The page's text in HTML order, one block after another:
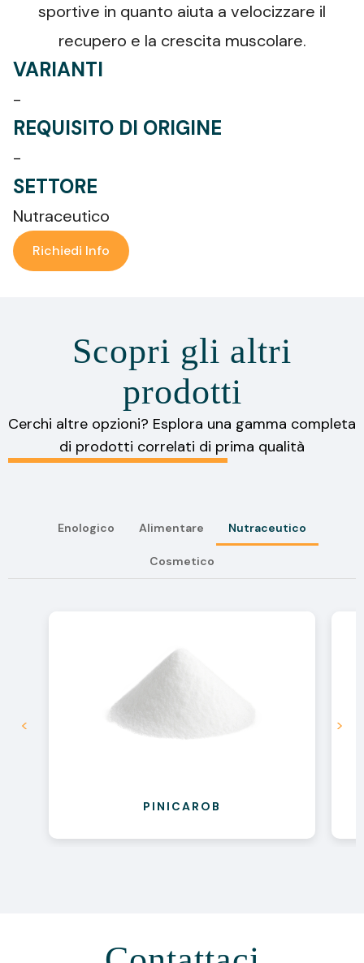
sportive in quanto aiuta a velocizzare il
recupero e la crescita muscolare.
VARIANTI
-
REQUISITO DI ORIGINE
-
SETTORE
Nutraceutico
Richiedi Info
Scopri gli altri
prodotti
Cerchi altre opzioni? Esplora una gamma completa
di prodotti correlati di prima qualità
Enologico Alimentare Nutraceutico
Cosmetico
<
PINICAROB
>